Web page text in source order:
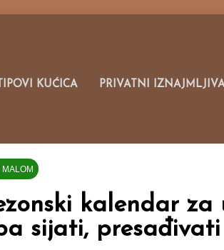
Portal O Malim Kućama I
TIPOVI KUĆICA PRIVATNI
MALOM
kalendar
sijati,